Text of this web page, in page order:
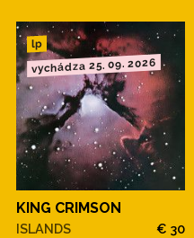
lp
vychádza 25. 09. 2026
KING CRIMSON
ISLANDS € 30